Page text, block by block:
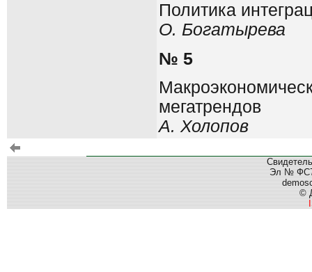
Политика
О. Богатырева
№ 5
мегатрендов
А. Холопов
Эл №
©